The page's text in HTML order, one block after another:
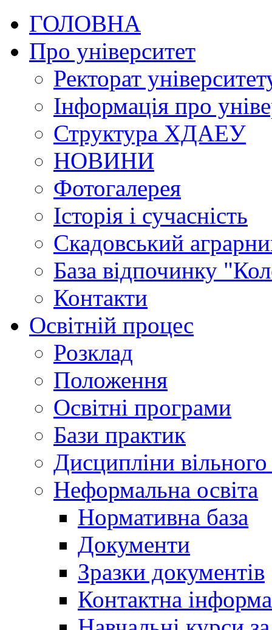
ГОЛОВНА
Про університет
Ректорат
Інформація про
Структура ХДАЕУ
НОВИНИ
Фотогалерея
Історія і сучасність
Скадовський
База відпочинку
Контакти
Освітній процес
Розклад
Положення
Освітні програми
Бази практик
Дисципліни
Неформальна освіта
Нормативна база
Документи
Зразки документів
Контактна